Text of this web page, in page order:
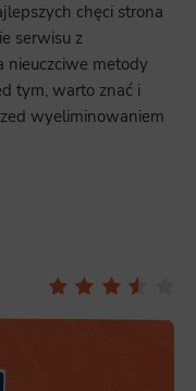
users use the site, how they came to the
cookies and similar technologies allow us
and retargeting content deemed most
chęci strona
serwisu z
nieuczciwe metody
tym, warto znać i
wyeliminowaniem